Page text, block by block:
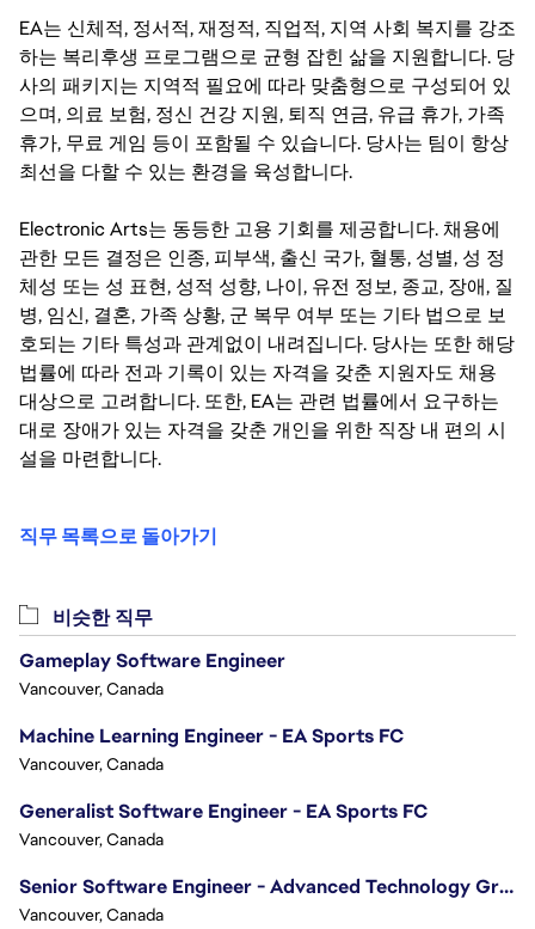
EA는 신체적, 정서적, 재정적, 직업적, 지역 사회 복지를 강조
하는 복리후생 프로그램으로 균형 잡힌 삶을 지원합니다. 당
사의 패키지는 지역적 필요에 따라 맞춤형으로 구성되어 있
으며, 의료 보험, 정신 건강 지원, 퇴직 연금, 유급 휴가, 가족
휴가, 무료 게임 등이 포함될 수 있습니다. 당사는 팀이 항상
최선을 다할 수 있는 환경을 육성합니다.
Electronic Arts는 동등한 고용 기회를 제공합니다. 채용에
관한 모든 결정은 인종, 피부색, 출신 국가, 혈통, 성별, 성 정
체성 또는 성 표현, 성적 성향, 나이, 유전 정보, 종교, 장애, 질
병, 임신, 결혼, 가족 상황, 군 복무 여부 또는 기타 법으로 보
호되는 기타 특성과 관계없이 내려집니다. 당사는 또한 해당
법률에 따라 전과 기록이 있는 자격을 갖춘 지원자도 채용
대상으로 고려합니다. 또한, EA는 관련 법률에서 요구하는
대로 장애가 있는 자격을 갖춘 개인을 위한 직장 내 편의 시
설을 마련합니다.
직무 목록으로 돌아가기
비슷한 직무
Gameplay Software Engineer
Vancouver, Canada
Machine Learning Engineer - EA Sports FC
Vancouver, Canada
Generalist Software Engineer - EA Sports FC
Vancouver, Canada
Senior Software Engineer - Advanced Technology Group
Vancouver, Canada